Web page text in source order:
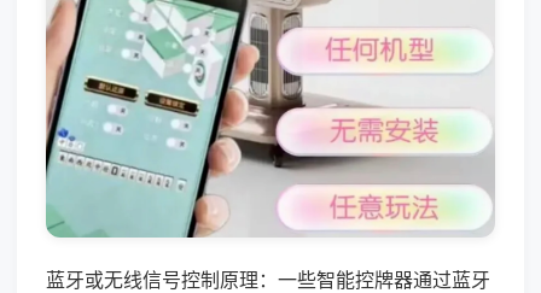
蓝牙或无线信号控制原理：一些智能控牌器通过蓝牙